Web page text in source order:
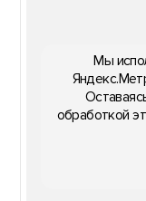
Мы
обработкой